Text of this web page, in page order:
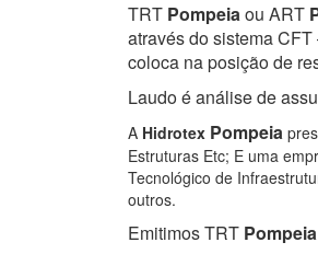
TRT Pompeiaou ART
através do sistema
coloca na posição de
Laudo é análise de
A Hidrotex Pompeia
Estruturas Etc; E uma
Tecnológico de
outros.
Emitimos TRT Pompeia